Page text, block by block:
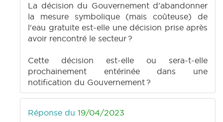
La décision du Gouvernement d'abandonner
la mesure symbolique (mais coûteuse) de
l'eau gratuite est-elle une décision prise après
avoir rencontré le secteur ?
Cette décision est-elle ou sera-t-elle
prochainement entérinée dans une
notification du Gouvernement ?
Réponse du 19/04/2023